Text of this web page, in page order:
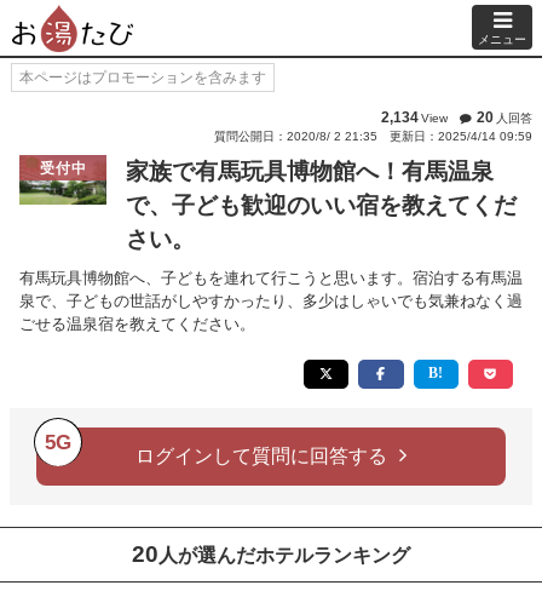
メニュー
本ページはプロモーションを含みます
2,134View 20 人回答
質問公開日：2020/8/ 2 21:35
更新日：2025/4/14 09:59
受付中
家族で有馬玩具博物館へ！有馬温泉
で、子ども歓迎のいい宿を教えてくだ
さい。
有馬玩具博物館へ、子どもを連れて行こうと思います。宿泊する有馬温
泉で、子どもの世話がしやすかったり、多少はしゃいでも気兼ねなく過
ごせる温泉宿を教えてください。
5G
ログインして質問に回答する
20 人が選んだホテルランキング